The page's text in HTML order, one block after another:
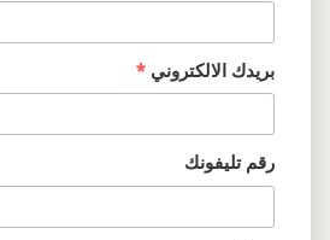
بريدك الالكتروني *
رقم تليفونك